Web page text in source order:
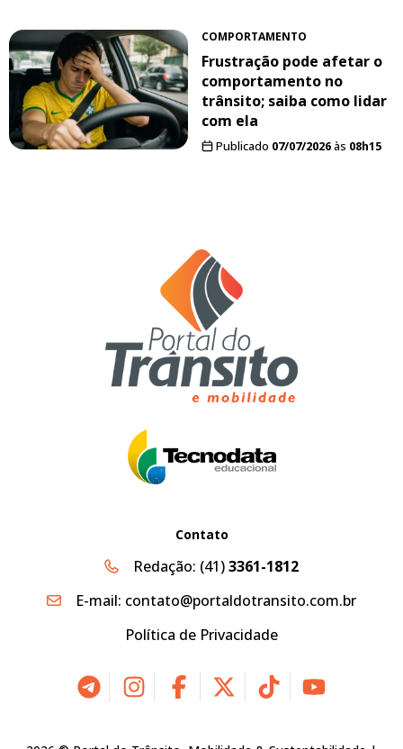
COMPORTAMENTO
Frustração pode afetar o
comportamento no
trânsito; saiba como lidar
com ela
Publicado 07/07/2026às 08h15
Contato
Redação: (41)3361-1812
E-mail: contato@portaldotransito.com.br
Política de Privacidade